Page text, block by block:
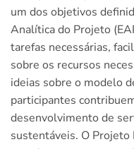
um dos objetivos
Analítica do Projeto
tarefas necessárias,
sobre os recursos
ideias sobre o modelo
participantes
desenvolvimento de
sustentáveis. O Projeto